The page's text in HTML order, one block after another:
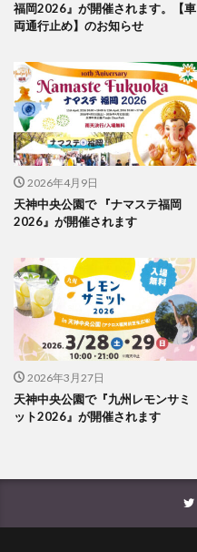
福岡2026』が開催されます。【車
両通行止め】のお知らせ
2026年4月9日
天神中央公園で 『ナマステ福岡
2026』が開催されます
2026年3月27日
天神中央公園で『九州レモンサミ
ット2026』が開催されます